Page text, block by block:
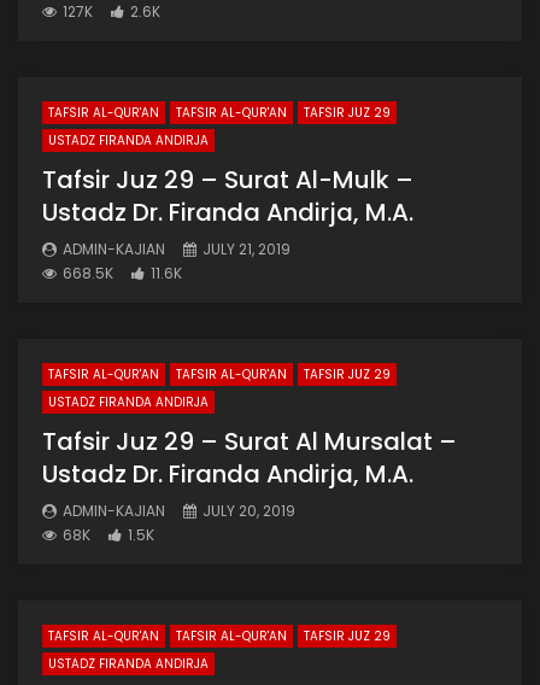
127K
2.6K
TAFSIR AL-QUR'AN TAFSIR AL-QUR'AN
TAFSIR JUZ 29
USTADZ FIRANDA ANDIRJA
Tafsir Juz 29 – Surat Al-Mulk –
Ustadz Dr. Firanda Andirja, M.A.
ADMIN-KAJIAN
JULY 21, 2019
668.5K
11.6K
TAFSIR AL-QUR'AN TAFSIR AL-QUR'AN
TAFSIR JUZ 29
USTADZ FIRANDA ANDIRJA
Tafsir Juz 29 – Surat Al Mursalat –
Ustadz Dr. Firanda Andirja, M.A.
ADMIN-KAJIAN
JULY 20, 2019
68K
1.5K
TAFSIR AL-QUR'AN TAFSIR AL-QUR'AN
TAFSIR JUZ 29
USTADZ FIRANDA ANDIRJA